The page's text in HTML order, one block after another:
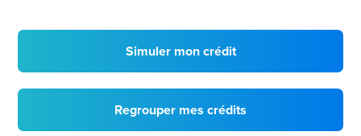
Simuler mon crédit
Regrouper mes crédits